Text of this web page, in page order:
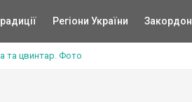
Регіони України Закордон
та цвинтар. Фото